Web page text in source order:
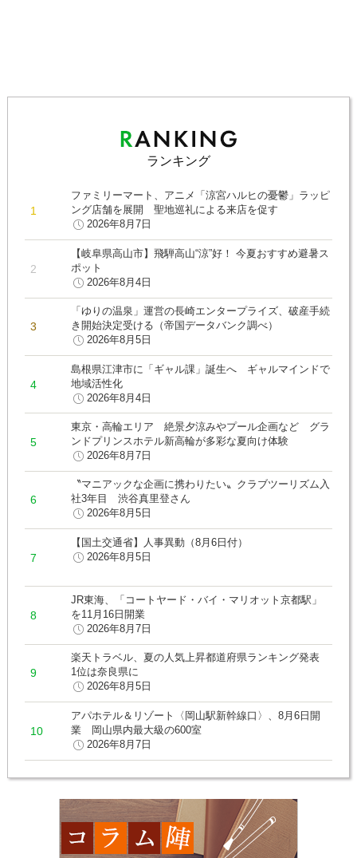
ランキング
ファミリーマート、アニメ「涼宮ハルヒの憂鬱」ラッピ
ング店舗を展開 聖地巡礼による来店を促す
2026年8月7日
【岐阜県高山市】飛騨高山“涼”好！ 今夏おすすめ避暑ス
ポット
2026年8月4日
「ゆりの温泉」運営の長崎エンタープライズ、破産手続
き開始決定受ける（帝国データバンク調べ）
2026年8月5日
島根県江津市に「ギャル課」誕生へ ギャルマインドで
地域活性化
2026年8月4日
東京・高輪エリア 絶景夕涼みやプール企画など グラ
ンドプリンスホテル新高輪が多彩な夏向け体験
2026年8月7日
〝マニアックな企画に携わりたい〟クラブツーリズム入
社3年目 渋谷真里登さん
2026年8月5日
【国土交通省】人事異動（8月6日付）
2026年8月5日
JR東海、「コートヤード・バイ・マリオット京都駅」
を11月16日開業
2026年8月7日
楽天トラベル、夏の人気上昇都道府県ランキング発表
1位は奈良県に
2026年8月5日
アパホテル＆リゾート〈岡山駅新幹線口〉、8月6日開
業 岡山県内最大級の600室
2026年8月7日